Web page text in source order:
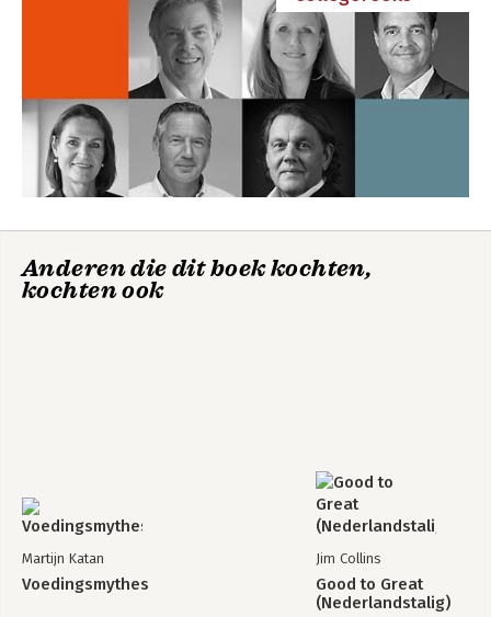
Anderen die dit boek kochten,
kochten ook
Martijn Katan
Voedingsmythes
Jim Collins
Good to Great
(Nederlandstalig)